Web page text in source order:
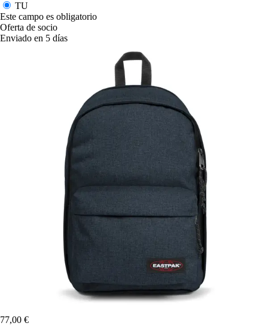
TU
Este campo es obligatorio
Oferta de socio
Enviado en 5 días
77,00 €